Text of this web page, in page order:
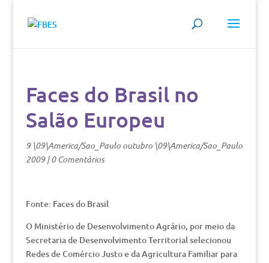
Faces do Brasil no
Salão Europeu
9 \09\America/Sao_Paulo outubro \09\America/Sao_Paulo
2009|0 Comentários
Fonte: Faces do Brasil
O Ministério de Desenvolvimento Agrário, por meio da
Secretaria de Desenvolvimento Territorial selecionou
Redes de Comércio Justo e da Agricultura Familiar para